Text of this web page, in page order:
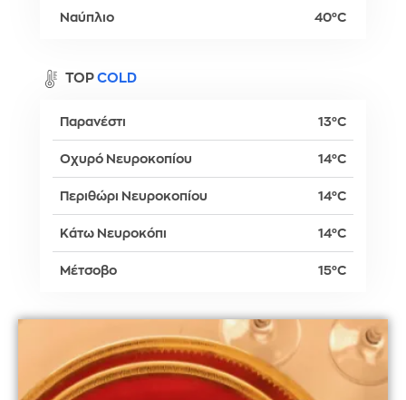
Ναύπλιο 40°C
TOP COLD
Παρανέστι 13°C
Οχυρό Νευροκοπίου 14°C
Περιθώρι Νευροκοπίου 14°C
Κάτω Νευροκόπι 14°C
Μέτσοβο 15°C